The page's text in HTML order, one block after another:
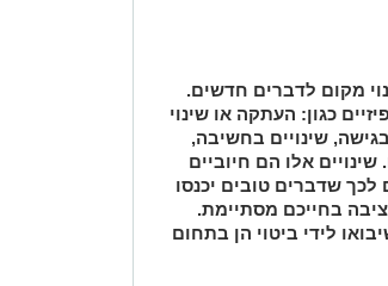
מקום לדברים חדשים.
כגון: העתקה או שינוי
שינויים בחשיבה,
אלו הם חיוביים
שדברים טובים יכנסו
בחייכם מסתיימת.
לידי ביטוי הן בתחום